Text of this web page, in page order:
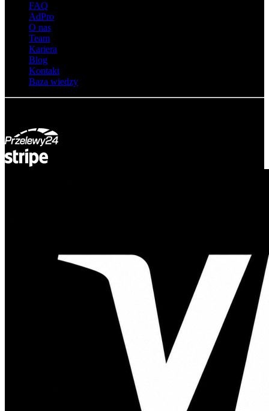
FAQ
AdPro
O nas
Team
Kariera
Blog
Kontakt
Baza wiedzy